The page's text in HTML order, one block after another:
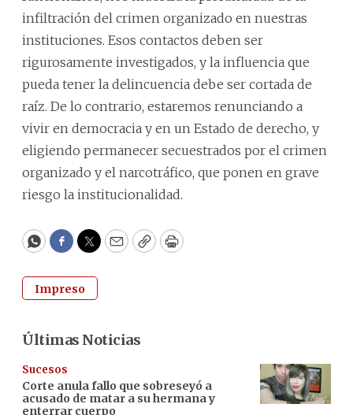
infiltración del crimen organizado en nuestras
instituciones. Esos contactos deben ser
rigurosamente investigados, y la influencia que
pueda tener la delincuencia debe ser cortada de
raíz. De lo contrario, estaremos renunciando a
vivir en democracia y en un Estado de derecho, y
eligiendo permanecer secuestrados por el crimen
organizado y el narcotráfico, que ponen en grave
riesgo la institucionalidad.
WhatsApp
Facebook
Twitter
EmailCopyPrint
Impreso
Últimas Noticias
Sucesos
Corte anula fallo que sobreseyó a
acusado de matar a su hermana y
enterrar cuerpo